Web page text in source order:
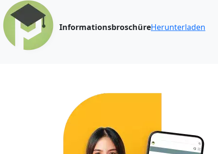
InformationsbroschüreHerunterladen